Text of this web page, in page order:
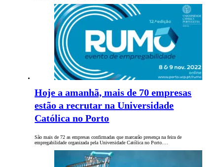
Hoje a amanhã, mais de 70 empresas
estão a recrutar na Universidade
Católica no Porto
São mais de 72 as empresas confirmadas que marcarão presença na feira de
empregabilidade organizada pela Universidade Católica no Porto.…